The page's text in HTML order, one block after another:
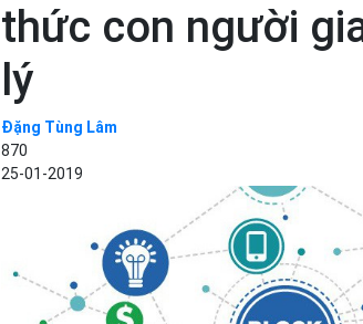
Bảng giá
Bảng giá
thức con người
lý
Đặng Tùng Lâm
870
25-01-2019